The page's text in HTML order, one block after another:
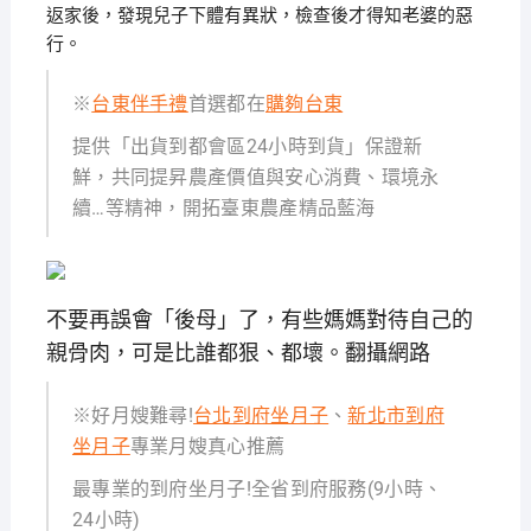
返家後，發現兒子下體有異狀，檢查後才得知老婆的惡
行。
※台東伴手禮首選都在購夠台東
提供「出貨到都會區24小時到貨」保證新
鮮，共同提昇農產價值與安心消費、環境永
續…等精神，開拓臺東農產精品藍海
不要再誤會「後母」了，有些媽媽對待自己的
親骨肉，可是比誰都狠、都壞。翻攝網路
※好月嫂難尋!台北到府坐月子 、新北市到府
坐月子專業月嫂真心推薦
最專業的到府坐月子!全省到府服務(9小時、
24小時)